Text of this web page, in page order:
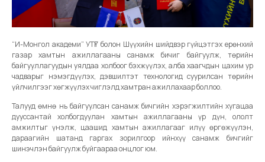
“И-Монгол академи” УТҮГ болон Шүүхийн шийдвэр гүйцэтгэх ерөнхий
газар хамтын ажиллагааны санамж бичиг байгуулж, төрийн
байгууллагуудын уялдаа холбоог бэхжүүлэх, алба хаагчдын цахим ур
чадварыг нэмэгдүүлэх, дэвшилтэт технологид суурилсан төрийн
үйлчилгээг хөгжүүлэх чиглэлд хамтран ажиллахаар боллоо.
Талууд өмнө нь байгуулсан санамж бичгийн хэрэгжилтийн хугацаа
дууссантай холбогдуулан хамтын ажиллагааны үр дүн, ололт
амжилтыг үнэлж, цаашид хамтын ажиллагааг илүү өргөжүүлэн,
дараагийн шатанд гаргах зорилгоор ийнхүү санамж бичгийг
шинэчлэн байгуулж буйгаараа онцлог юм.